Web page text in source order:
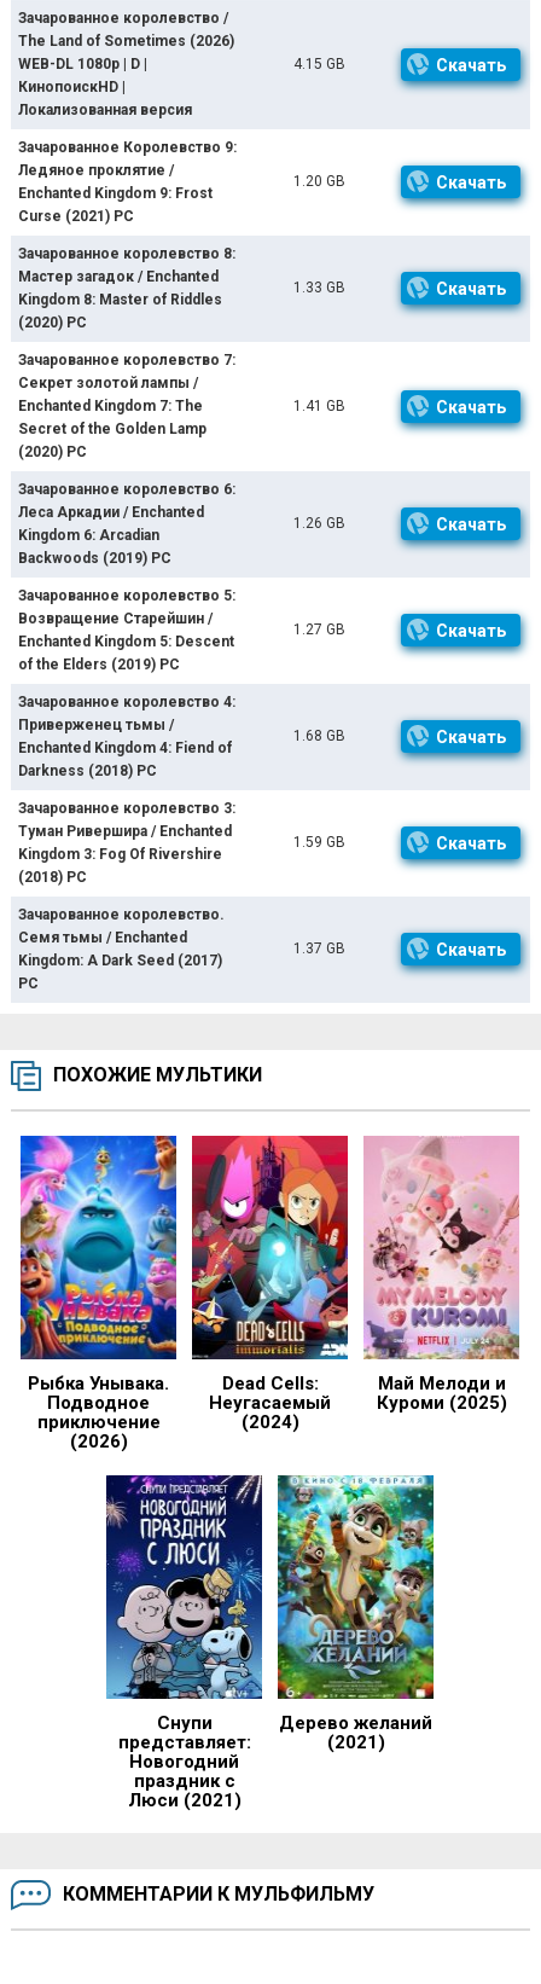
Зачарованное королевство /
The Land of Sometimes (2026)
WEB-DL 1080p | D |
КинопоискHD |
Локализованная версия
4.15 GB Скачать
Зачарованное Королевство 9:
Ледяное проклятие /
Enchanted Kingdom 9: Frost
Curse (2021) PC
1.20 GB Скачать
Зачарованное королевство 8:
Мастер загадок / Enchanted
Kingdom 8: Master of Riddles
(2020) PC
1.33 GB Скачать
Зачарованное королевство 7:
Секрет золотой лампы /
Enchanted Kingdom 7: The
Secret of the Golden Lamp
(2020) PC
1.41 GB Скачать
Зачарованное королевство 6:
Леса Аркадии / Enchanted
Kingdom 6: Arcadian
Backwoods (2019) PC
1.26 GB Скачать
Зачарованное королевство 5:
Возвращение Старейшин /
Enchanted Kingdom 5: Descent
of the Elders (2019) PC
1.27 GB Скачать
Зачарованное королевство 4:
Приверженец тьмы /
Enchanted Kingdom 4: Fiend of
Darkness (2018) PC
1.68 GB Скачать
Зачарованное королевство 3:
Туман Ривершира / Enchanted
Kingdom 3: Fog Of Rivershire
(2018) PC
1.59 GB Скачать
Зачарованное королевство.
Семя тьмы / Enchanted
Kingdom: A Dark Seed (2017)
PC
1.37 GB Скачать
ПОХОЖИЕ МУЛЬТИКИ
Рыбка Унывака.
Подводное
приключение
(2026)
Dead Cells:
Неугасаемый
(2024)
Май Мелоди и
Куроми (2025)
Снупи
представляет:
Новогодний
праздник с
Люси (2021)
Дерево желаний
(2021)
КОММЕНТАРИИ К МУЛЬФИЛЬМУ